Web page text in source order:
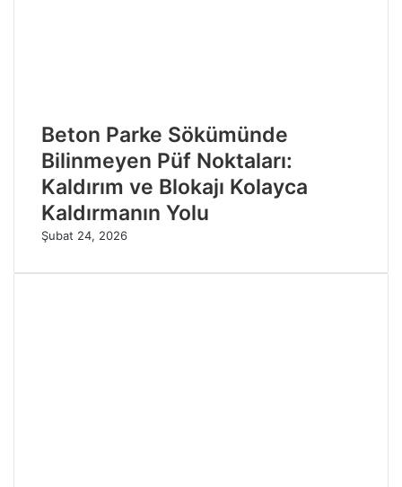
Beton Parke Sökümünde
Bilinmeyen Püf Noktaları:
Kaldırım ve Blokajı Kolayca
Kaldırmanın Yolu
Şubat 24, 2026